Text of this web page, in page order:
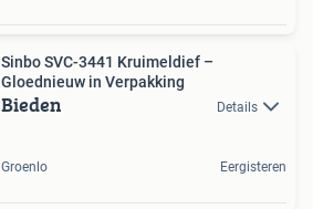
Sinbo SVC-3441 Kruimeldief –
Gloednieuw in Verpakking
Bieden Details
Groenlo Eergisteren